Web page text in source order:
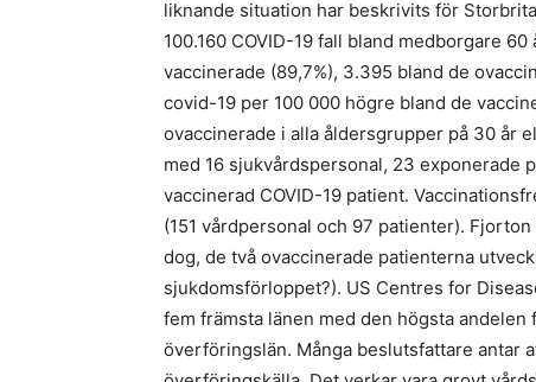
liknande situation har beskrivits för
100.160 COVID-19 fall bland medborgare
vaccinerade (89,7%), 3.395 bland de
covid-19 per 100 000 högre bland de
ovaccinerade i alla åldersgrupper på 30 år
med 16 sjukvårdspersonal, 23 exponerade
vaccinerad COVID-19 patient.
(151 vårdpersonal och 97 patienter).
dog, de två ovaccinerade patienterna
sjukdomsförloppet?). US Centres for
fem främsta länen med den högsta andelen
överföringslän. Många beslutsfattare antar